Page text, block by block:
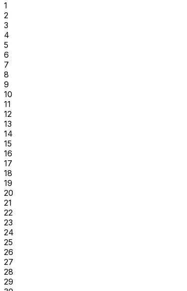
1
2
3
4
5
6
7
8
9
10
11
12
13
14
15
16
17
18
19
20
21
22
23
24
25
26
27
28
29